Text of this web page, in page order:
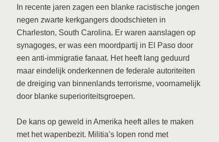
In recente jaren zagen een blanke racistische jongen
negen zwarte kerkgangers doodschieten in
Charleston, South Carolina. Er waren aanslagen op
synagoges, er was een moordpartij in El Paso door
een anti-immigratie fanaat. Het heeft lang geduurd
maar eindelijk onderkennen de federale autoriteiten
de dreiging van binnenlands terrorisme, voornamelijk
door blanke superioriteitsgroepen.
De kans op geweld in Amerika heeft alles te maken
met het wapenbezit. Militia’s lopen rond met